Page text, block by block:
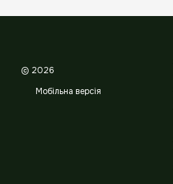
© 2026
Мобільна версія